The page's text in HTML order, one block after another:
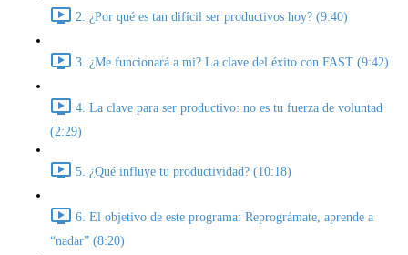
2. ¿Por qué es tan difícil ser productivos hoy? (9:40)
3. ¿Me funcionará a mi? La clave del éxito con FAST (9:42)
4. La clave para ser productivo: no es tu fuerza de voluntad
(2:29)
5. ¿Qué influye tu productividad? (10:18)
6. El objetivo de este programa: Reprográmate, aprende a
“nadar” (8:20)